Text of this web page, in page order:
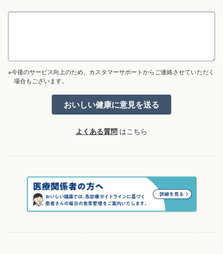
※今後のサービス向上のため、カスタマーサポートからご連絡させていただく
場合もございます。
よくある質問 はこちら